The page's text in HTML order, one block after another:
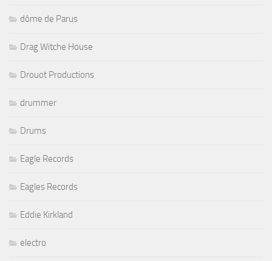
dôme de Parus
Drag Witche House
Drouot Productions
drummer
Drums
Eagle Records
Eagles Records
Eddie Kirkland
electro